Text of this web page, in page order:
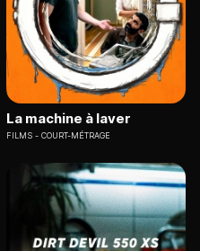
La machine à laver
FILMS COURT-MÉTRAGE